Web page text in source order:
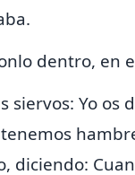
dentro, en
siervos: Yo os
diciendo: